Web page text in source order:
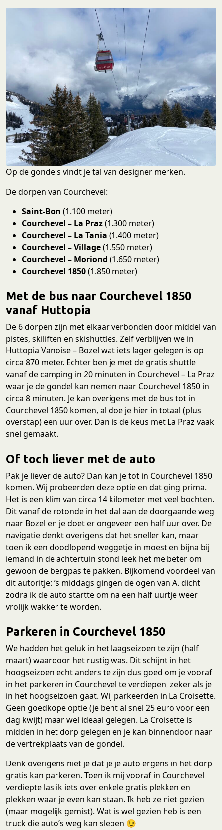
Op de gondels vindt je tal van designer merken.
De dorpen van Courchevel:
Saint-Bon (1.100 meter)
Courchevel – La Praz(1.300 meter)
Courchevel – La Tania (1.400 meter)
Courchevel – Village(1.550 meter)
Courchevel – Moriond (1.650 meter)
Courchevel 1850(1.850 meter)
Met de bus naar Courchevel 1850
vanaf Huttopia
De 6 dorpen zijn met elkaar verbonden door middel van
pistes, skiliften en skishuttles. Zelf verblijven we in
Huttopia Vanoise – Bozel wat iets lager gelegen is op
circa 870 meter. Echter ben je met de gratis shuttle
vanaf de camping in 20 minuten in Courchevel – La Praz
waar je de gondel kan nemen naar Courchevel 1850 in
circa 8 minuten. Je kan overigens met de bus tot in
Courchevel 1850 komen, al doe je hier in totaal (plus
overstap) een uur over. Dan is de keus met La Praz vaak
snel gemaakt.
Of toch liever met de auto
Pak je liever de auto? Dan kan je tot in Courchevel 1850
komen. Wij probeerden deze optie en dat ging prima.
Het is een klim van circa 14 kilometer met veel bochten.
Dit vanaf de rotonde in het dal aan de doorgaande weg
naar Bozel en je doet er ongeveer een half uur over. De
navigatie denkt overigens dat het sneller kan, maar
toen ik een doodlopend weggetje in moest en bijna bij
iemand in de achtertuin stond leek het me beter om
gewoon de bergpas te pakken. Bijkomend voordeel van
dit autoritje: ’s middags gingen de ogen van A. dicht
zodra ik de auto startte om na een half uurtje weer
vrolijk wakker te worden.
Parkeren in Courchevel 1850
We hadden het geluk in het laagseizoen te zijn (half
maart) waardoor het rustig was. Dit schijnt in het
hoogseizoen echt anders te zijn dus goed om je vooraf
in het parkeren in Courchevel te verdiepen, zeker als je
in het hoogseizoen gaat. Wij parkeerden in La Croisette.
Geen goedkope optie (je bent al snel 25 euro voor een
dag kwijt) maar wel ideaal gelegen. La Croisette is
midden in het dorp gelegen en je kan binnendoor naar
de vertrekplaats van de gondel.
Denk overigens niet je dat je je auto ergens in het dorp
gratis kan parkeren. Toen ik mij vooraf in Courchevel
verdiepte las ik iets over enkele gratis plekken en
plekken waar je even kan staan. Ik heb ze niet gezien
(maar mogelijk gemist). Wat is wel gezien heb is een
truck die auto’s weg kan slepen 😉